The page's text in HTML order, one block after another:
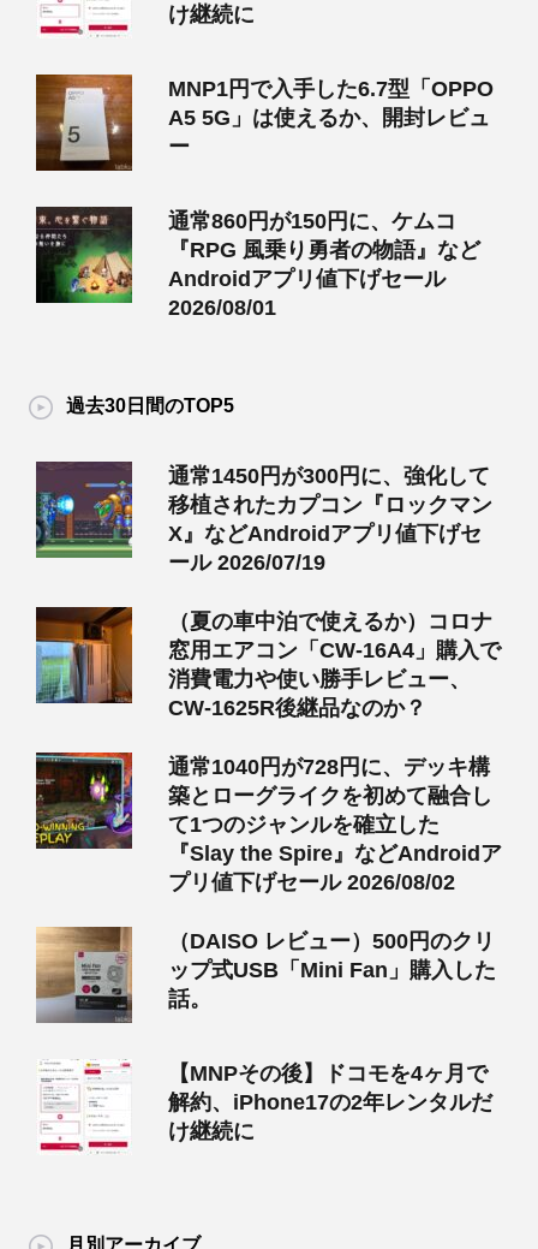
け継続に
MNP1円で入手した6.7型「OPPO
A5 5G」は使えるか、開封レビュ
ー
通常860円が150円に、ケムコ
『RPG 風乗り勇者の物語』など
Androidアプリ値下げセール
2026/08/01
過去30日間のTOP5
通常1450円が300円に、強化して
移植されたカプコン『ロックマン
X』などAndroidアプリ値下げセ
ール 2026/07/19
（夏の車中泊で使えるか）コロナ
窓用エアコン「CW-16A4」購入で
消費電力や使い勝手レビュー、
CW-1625R後継品なのか？
通常1040円が728円に、デッキ構
築とローグライクを初めて融合し
て1つのジャンルを確立した
『Slay the Spire』などAndroidア
プリ値下げセール 2026/08/02
（DAISO レビュー）500円のクリ
ップ式USB「Mini Fan」購入した
話。
【MNPその後】ドコモを4ヶ月で
解約、iPhone17の2年レンタルだ
け継続に